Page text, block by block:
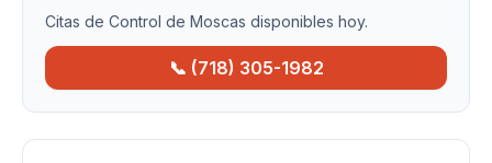
Citas de Control de Moscas disponibles hoy.
📞 (718) 305-1982